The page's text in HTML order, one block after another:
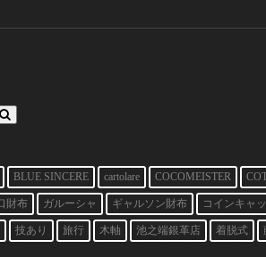
BLUE SINCERE cartolare COCOMEISTER
財布 ガルーシャ ギャルソン財布 コインキャ
技あり 旅行 木軸 池之端銀革店 着脱式